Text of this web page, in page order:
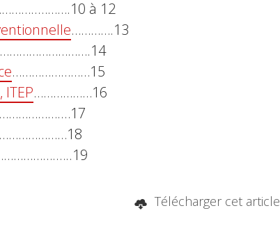
à 12
………….13
……………………….14
……………………15
ITEP………………16
Télécharger cet article